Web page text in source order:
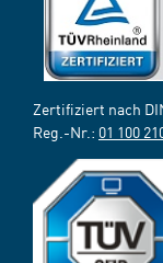
Zertifiziert nach
Reg.-Nr.: 01 100